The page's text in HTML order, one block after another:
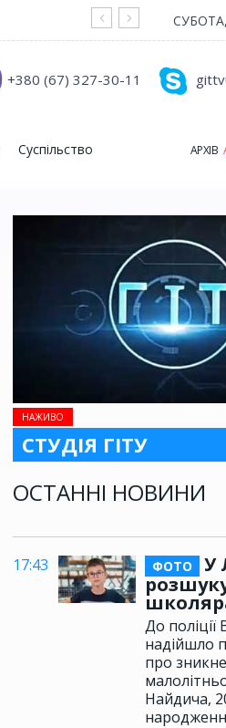
На війні
+380 (67) 327-30-11
Суспільство АРХІВ
НАЖИВО
СТУДІЯ ГІТУ
ОСТАННІ НОВИНИ
17:43 ФОТО
У
До поліції
надійшло
про
Найдича,